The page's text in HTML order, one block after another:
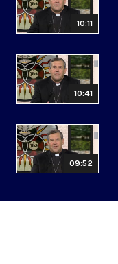
10:11
10:41
09:52